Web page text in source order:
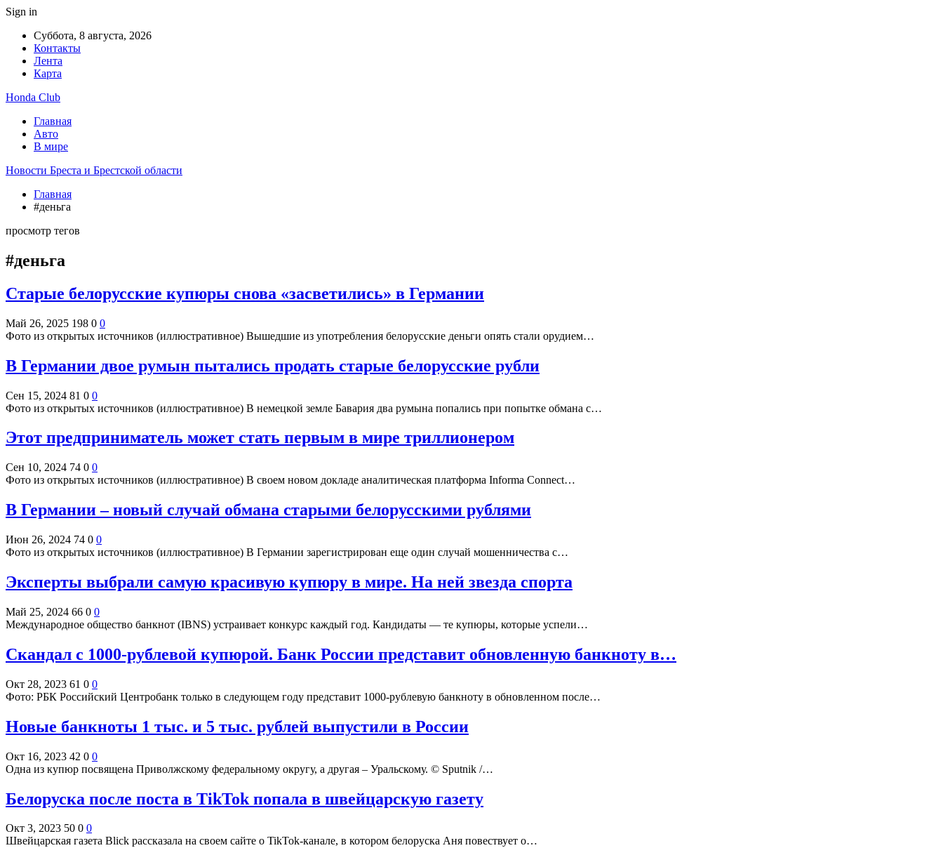
Sign in
Суббота, 8 августа, 2026
Контакты
Лента
Карта
Honda Club
Главная
Авто
В мире
Новости Бреста и Брестской области
Главная
#деньга
просмотр тегов
#деньга
Старые белорусские купюры снова «засветились» в Германии
Май 26, 2025 198 0 0
Фото из открытых источников (иллюстративное) Вышедшие из употребления белорусские деньги опять стали орудием…
В Германии двое румын пытались продать старые белорусские рубли
Сен 15, 2024 81 0 0
Фото из открытых источников (иллюстративное) В немецкой земле Бавария два румына попались при попытке обмана с…
Этот предприниматель может стать первым в мире триллионером
Сен 10, 2024 74 0 0
Фото из открытых источников (иллюстративное) В своем новом докладе аналитическая платформа Informa Connect…
В Германии – новый случай обмана старыми белорусскими рублями
Июн 26, 2024 74 0 0
Фото из открытых источников (иллюстративное) В Германии зарегистрирован еще один случай мошенничества с…
Эксперты выбрали самую красивую купюру в мире. На ней звезда спорта
Май 25, 2024 66 0 0
Международное общество банкнот (IBNS) устраивает конкурс каждый год. Кандидаты — те купюры, которые успели…
Скандал с 1000-рублевой купюрой. Банк России представит обновленную банкноту в…
Окт 28, 2023 61 0 0
Фото: РБК Российский Центробанк только в следующем году представит 1000-рублевую банкноту в обновленном после…
Новые банкноты 1 тыс. и 5 тыс. рублей выпустили в России
Окт 16, 2023 42 0 0
Одна из купюр посвящена Приволжскому федеральному округу, а другая – Уральскому. © Sputnik /…
Белоруска после поста в TikTok попала в швейцарскую газету
Окт 3, 2023 50 0 0
Швейцарская газета Blick рассказала на своем сайте о TikTok-канале, в котором белоруска Аня повествует о…